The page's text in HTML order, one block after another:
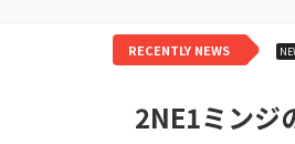
RECENTLY NEWS
2NE1ミンジ